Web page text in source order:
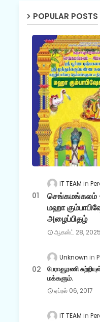
POPULAR POSTS
IT TEAM
செங்கமங்கலம்
மஹா
அழைப்பிதழ்
ஆகஸ்ட் 28, 2025
Unknown
பேராவூரணி
மக்களும்.
ஏப்ரல் 06, 2017
IT TEAM